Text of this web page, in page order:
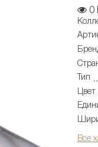
0
Тип
Цвет
Все